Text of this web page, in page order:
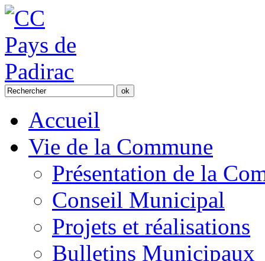
Accueil
Vie de la Commune
Présentation de la
Conseil Municipal
Projets et réalisations
Bulletins Municipaux